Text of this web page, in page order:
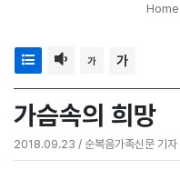
Home
가 가
가슴속의 희망
2018.09.23 / 순복음가족신문 기자